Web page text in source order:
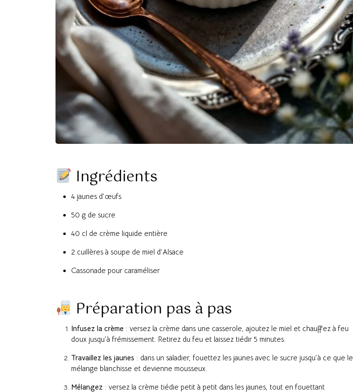
Ingrédients
4 jaunes d’œufs
50 g de sucre
40 cl de crème liquide entière
2 cuillères à soupe de miel d’Alsace
Cassonade pour caraméliser
Préparation pas à pas
Infusez la crème : versez la crème dans une casserole, ajoutez le miel et chauffez à feu
doux jusqu’à frémissement. Retirez du feu et laissez tiédir 5 minutes.
Travaillez les jaunes : dans un saladier, fouettez les jaunes avec le sucre jusqu’à ce que le
mélange blanchisse et devienne mousseux.
Mélangez : versez la crème tiédie petit à petit dans les jaunes, tout en fouettant